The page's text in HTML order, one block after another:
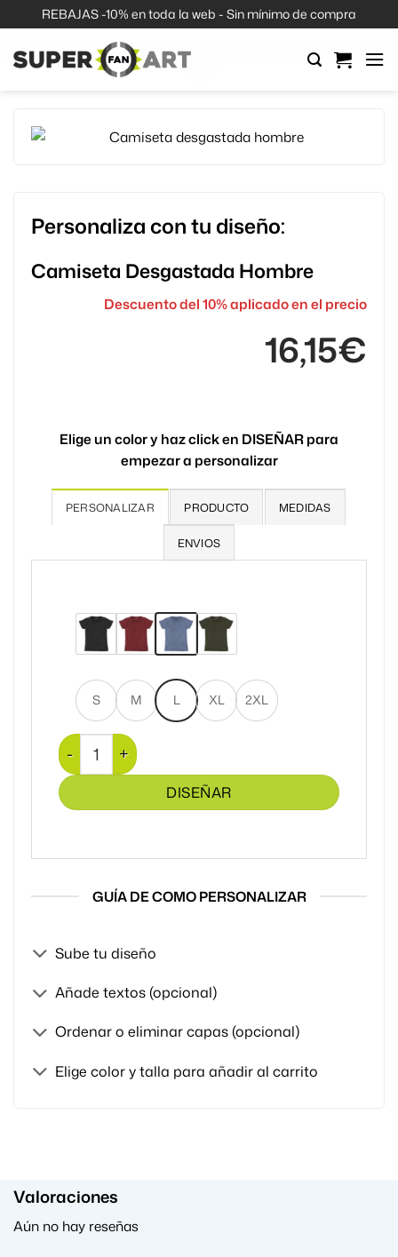
al
contenido
REBAJAS -10% en toda la web - Sin mínimo de compra
Personaliza con tu diseño:
Camiseta Desgastada Hombre
Descuento del 10% aplicado en el precio
16,15€
Elige un color y haz click en DISEÑAR para
empezar a personalizar
PERSONALIZAR PRODUCTO MEDIDAS
ENVIOS
S M L XL 2XL
Camiseta Desgastada Hombre cantidad
DISEÑAR
GUÍA DE COMO PERSONALIZAR
Sube tu diseño
Añade textos (opcional)
Ordenar o eliminar capas (opcional)
Elige color y talla para añadir al carrito
Valoraciones
Aún no hay reseñas